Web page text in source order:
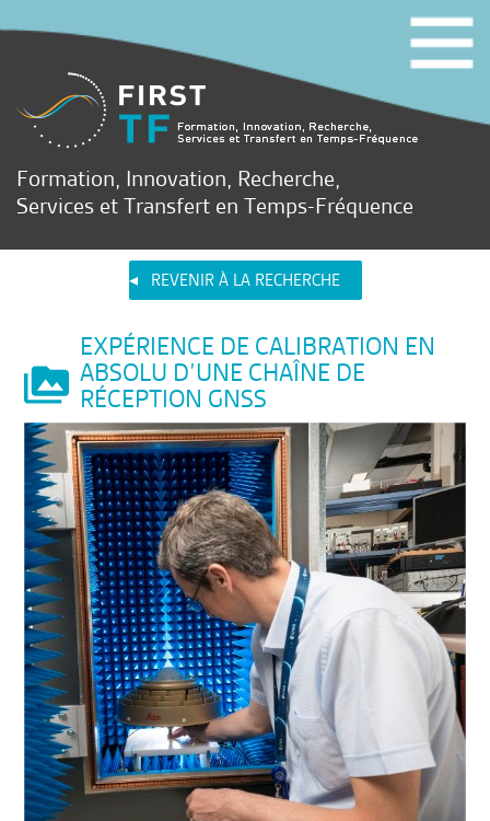
Formation, Innovation, Recherche,
Services et Transfert en Temps-Fréquence
REVENIR À LA RECHERCHE
EXPÉRIENCE DE CALIBRATION EN
ABSOLU D’UNE CHAÎNE DE
RÉCEPTION GNSS